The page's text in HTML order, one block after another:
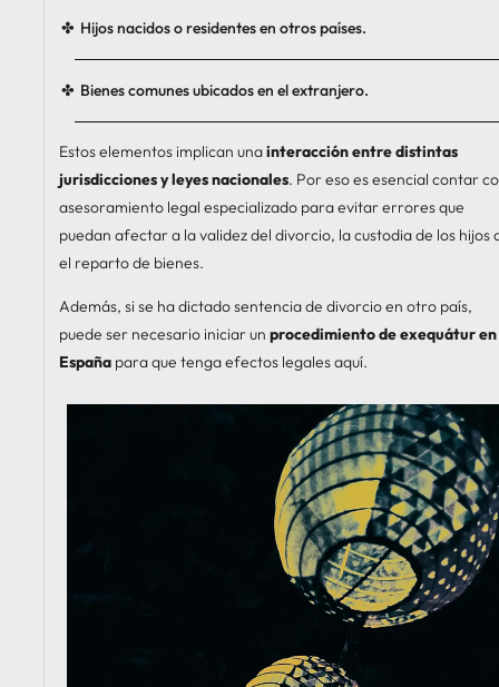
Hijos nacidos o residentes en otros países.
Bienes comunes ubicados en el extranjero.
Estos elementos implican unainteracción entre distintas
jurisdicciones y leyes nacionales. Por eso es esencial contar
asesoramiento legal especializado para evitar errores que
puedan afectar a la validez del divorcio, la custodia de los hijos
el reparto de bienes.
Además, si se ha dictado sentencia de divorcio en otro país,
puede ser necesario iniciar un procedimiento de exequátur en
Españapara que tenga efectos legales aquí.